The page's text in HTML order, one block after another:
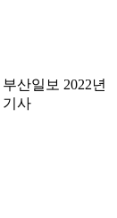
부산일보 2022년
기사